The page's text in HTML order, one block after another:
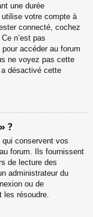
une durée
utilise votre compte à
connecté, cochez
n’est pas
accéder au forum
ne voyez pas cette
désactivé cette
?
conservent vos
forum. Ils fournissent
de lecture des
administrateur du
ou de
les résoudre.